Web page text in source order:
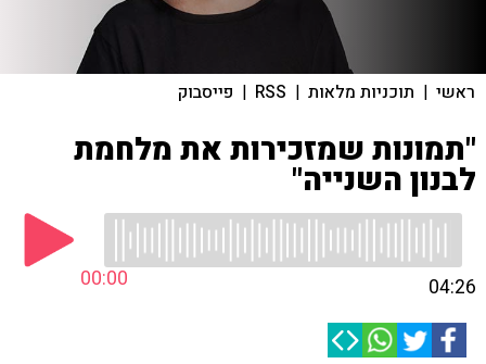
ראשי | תוכניות מלאות |
RSS
| פייסבוק
"תמונות שמזכירות את מלחמת
לבנון השנייה"
00:00 04:26